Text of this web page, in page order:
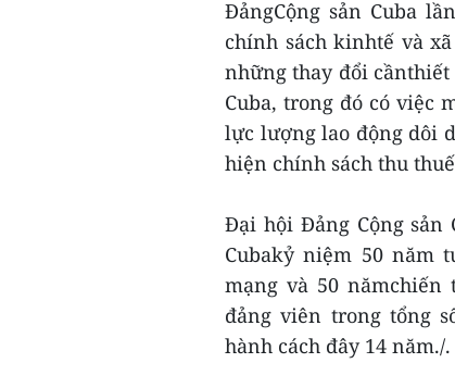
ĐảngCộng sản Cuba
chính sách kinhtế và
những thay đổi
Cuba, trong đó có việc
lực lượng lao động dôi
hiện chính sách thu
Đại hội Đảng Cộng sản
Cubakỷ niệm 50 năm
mạng và 50 nămchiến
đảng viên trong tổng
hành cách đây 14 năm./.